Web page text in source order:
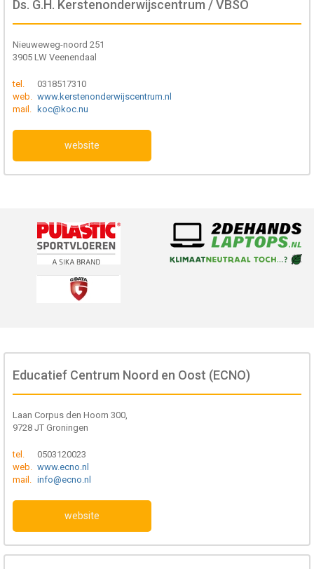
Ds. G.H. Kerstenonderwijscentrum / VBSO
Nieuweweg-noord 251
3905 LW Veenendaal
tel.
0318517310
web. www.kerstenonderwijscentrum.nl
mail.
koc@koc.nu
website
Educatief Centrum Noord en Oost (ECNO)
Laan Corpus den Hoorn 300,
9728 JT Groningen
tel.
0503120023
web. www.ecno.nl
mail. info@ecno.nl
website